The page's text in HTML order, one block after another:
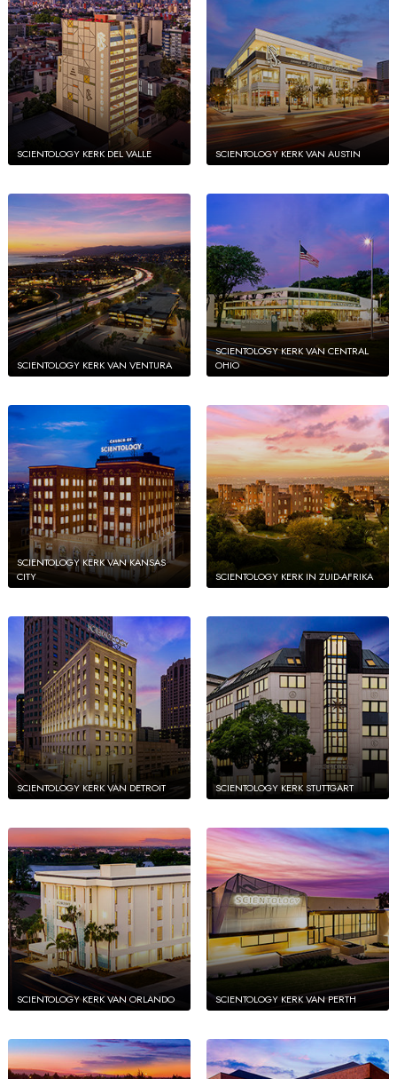
SCIENTOLOGY KERK DEL VALLE SCIENTOLOGY KERK VAN AUSTIN
SCIENTOLOGY KERK VAN VENTURA
SCIENTOLOGY KERK VAN CENTRAL
OHIO
SCIENTOLOGY KERK VAN KANSAS
CITY
SCIENTOLOGY KERK IN ZUID-AFRIKA
SCIENTOLOGY KERK VAN DETROIT SCIENTOLOGY KERK STUTTGART
SCIENTOLOGY KERK VAN ORLANDO SCIENTOLOGY KERK VAN PERTH